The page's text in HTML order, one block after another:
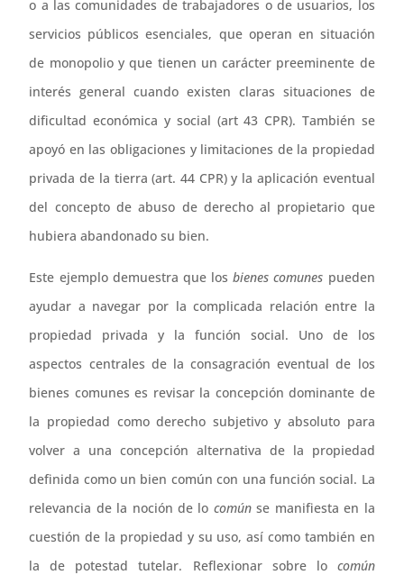
o a las comunidades de trabajadores o de usuarios, los
servicios públicos esenciales, que operan en situación
de monopolio y que tienen un carácter preeminente de
interés general cuando existen claras situaciones de
dificultad económica y social (art 43 CPR). También se
apoyó en las obligaciones y limitaciones de la propiedad
privada de la tierra (art. 44 CPR) y la aplicación eventual
del concepto de abuso de derecho al propietario que
hubiera abandonado su bien.
Este ejemplo demuestra que losbienes comunes pueden
ayudar a navegar por la complicada relación entre la
propiedad privada y la función social. Uno de los
aspectos centrales de la consagración eventual de los
bienes comunes es revisar la concepción dominante de
la propiedad como derecho subjetivo y absoluto para
volver a una concepción alternativa de la propiedad
definida como un bien común con una función social. La
relevancia de la noción de lo comúnse manifiesta en la
cuestión de la propiedad y su uso, así como también en
la de potestad tutelar. Reflexionar sobre lo común